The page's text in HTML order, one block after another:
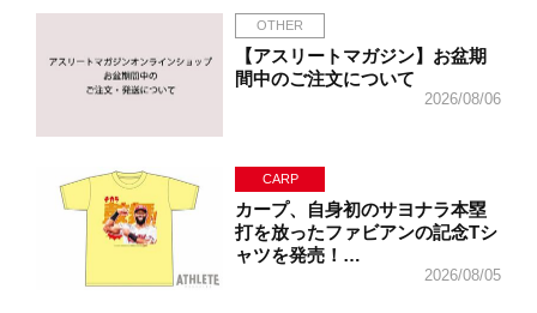
OTHER
【アスリートマガジン】お盆期
間中のご注文について
2026/08/06
CARP
カープ、自身初のサヨナラ本塁
打を放ったファビアンの記念Tシ
ャツを発売！…
2026/08/05